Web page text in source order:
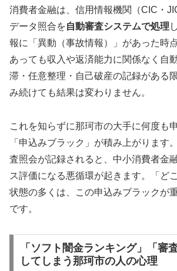
消費者金融は、信用情報機関（CIC・
データ照合を自動審査システムで処理
報に「異動（事故情報）」があった時
あっても収入や返済能力に関係なく自
滞・任意整理・自己破産の記録がある
み続けても結果は変わりません。
これを知らずに那珂市の大手に何度も
「申込みブラック」が積み上がります
査照会が記録されると、中小消費者金
ス評価になる悪循環が起きます。「ど
状態の多くは、この申込みブラックが
です。
「ソフト闇金ランキング」「審
してしまう那珂市の人の心理